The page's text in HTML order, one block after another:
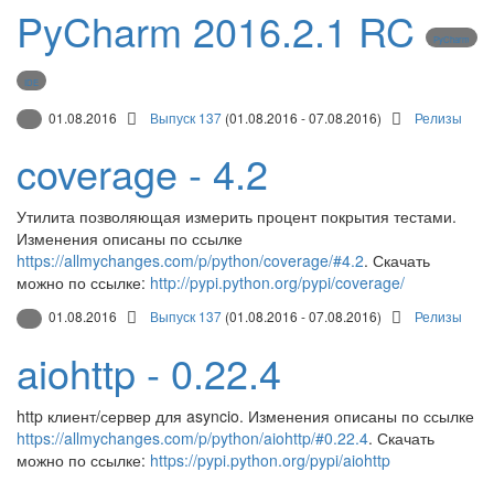
PyCharm 2016.2.1 RC PyCharm
IDE
01.08.2016 Выпуск 137 (01.08.2016 - 07.08.2016) Релизы
coverage - 4.2
Утилита позволяющая измерить процент покрытия тестами.
Изменения описаны по ссылке
https://allmychanges.com/p/python/coverage/#4.2. Скачать
можно по ссылке: http://pypi.python.org/pypi/coverage/
01.08.2016 Выпуск 137 (01.08.2016 - 07.08.2016) Релизы
aiohttp - 0.22.4
http клиент/сервер для asyncio. Изменения описаны по ссылке
https://allmychanges.com/p/python/aiohttp/#0.22.4. Скачать
можно по ссылке: https://pypi.python.org/pypi/aiohttp